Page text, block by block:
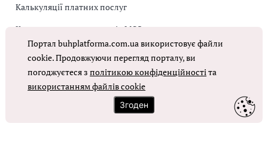
Калькуляції платних послуг
Коригувальна накладна від МОЗ
Оплата праці в КНП
ОТРИМАТИ ДОСТУП
Портал buhplatforma.com.ua використовує файли
cookie. Продовжуючи перегляд порталу, ви
погоджуєтеся зполітикою конфіденційностіта
використанням файлів cookie
Згоден